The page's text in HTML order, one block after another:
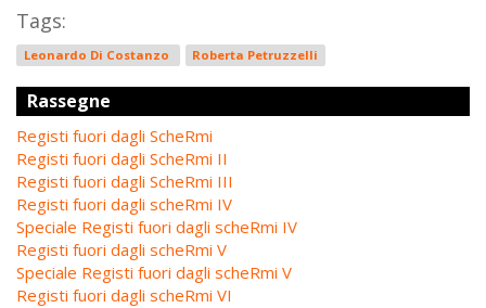
Tags:
Leonardo Di Costanzo Roberta Petruzzelli
Rassegne
Registi fuori dagli ScheRmi
Registi fuori dagli ScheRmi II
Registi fuori dagli ScheRmi III
Registi fuori dagli scheRmi IV
Speciale Registi fuori dagli scheRmi IV
Registi fuori dagli scheRmi V
Speciale Registi fuori dagli scheRmi V
Registi fuori dagli scheRmi VI